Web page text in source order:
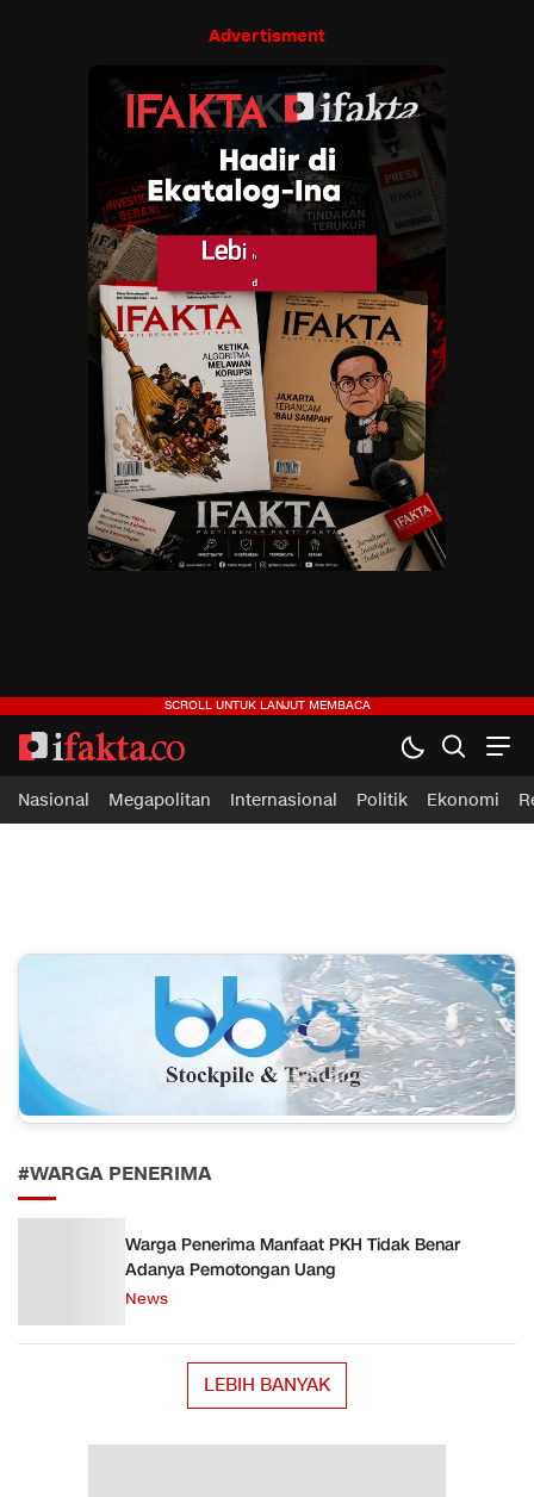
Advertisment
ifakta.co
#pastibenar
Nasional Megapolitan Internasional Politik Ekonomi
#WARGA PENERIMA
Warga Penerima Manfaat PKH Tidak Benar
Adanya Pemotongan Uang
News
LEBIH BANYAK